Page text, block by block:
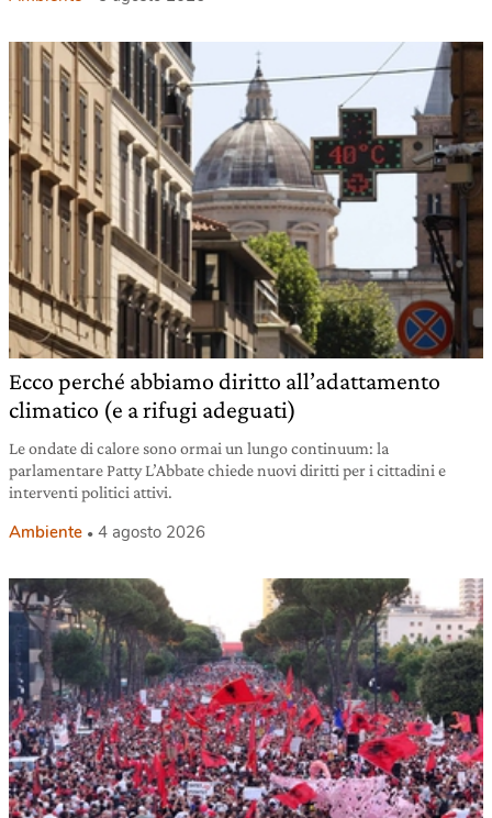
Ecco perché abbiamo diritto all’adattamento
climatico (e a rifugi adeguati)
Le ondate di calore sono ormai un lungo continuum: la
parlamentare Patty L’Abbate chiede nuovi diritti per i cittadini e
interventi politici attivi.
Ambiente 4 agosto 2026